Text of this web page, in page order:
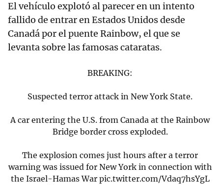
El vehículo explotó al parecer en un intento
fallido de entrar en Estados Unidos desde
Canadá por el puente Rainbow, el que se
levanta sobre las famosas cataratas.
BREAKING:
Suspected terror attack in New York State.
A car entering the U.S. from Canada at the Rainbow
Bridge border cross exploded.
The explosion comes just hours after a terror
warning was issued for New York in connection with
the Israel-Hamas War pic.twitter.com/Vdaq7hsYgL